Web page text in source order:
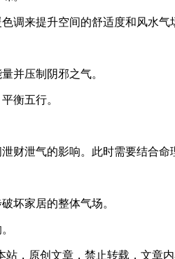
调来提升空间的舒适度和风水气
并压制阴邪之气。
衡五行。
财泄气的影响。此时需要结合
坏家居的整体气场。
站，原创文章，禁止转载，文章